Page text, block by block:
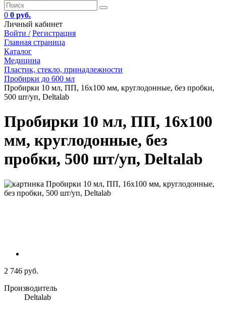
0 0 руб.
Личный кабинет
Войти / Регистрация
Главная страница
Каталог
Медицина
Пластик, стекло, принадлежности
Пробирки до 600 мл
Пробирки 10 мл, ПП, 16х100 мм, круглодонные, без пробки,
500 шт/уп, Deltalab
Пробирки 10 мл, ПП, 16х100
мм, круглодонные, без
пробки, 500 шт/уп, Deltalab
2 746 руб.
Производитель
Deltalab